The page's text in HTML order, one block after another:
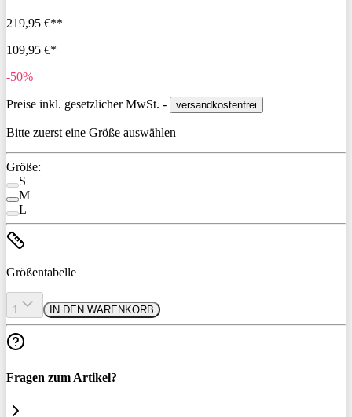
219,95 €**
109,95 €*
-50%
Preise inkl. gesetzlicher MwSt. - versandkostenfrei
Bitte zuerst eine Größe auswählen
Größe:
S
M
L
Größentabelle
1 IN DEN WARENKORB
Fragen zum Artikel?